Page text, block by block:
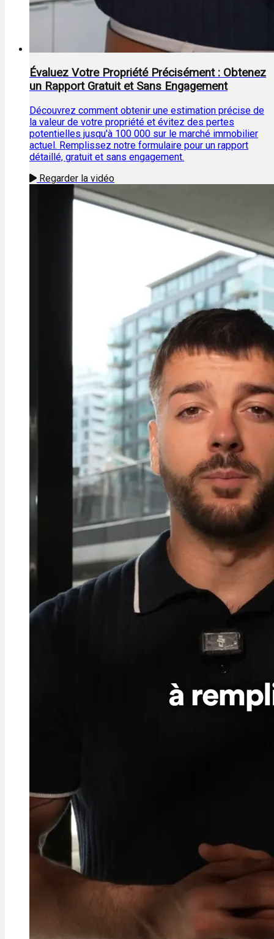
Évaluez Votre Propriété Précisément : Obtenez
un Rapport Gratuit et Sans Engagement
Découvrez comment obtenir une estimation précise de
la valeur de votre propriété et évitez des pertes
potentielles jusqu'à 100 000 sur le marché immobilier
actuel. Remplissez notre formulaire pour un rapport
détaillé, gratuit et sans engagement.
Regarder la vidéo